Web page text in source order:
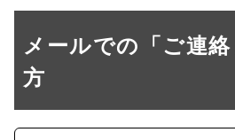
メールでの「ご連
方